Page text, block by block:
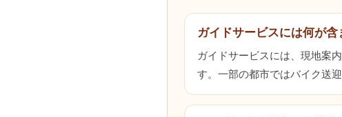
ガイドサービスには何が含
ガイドサービスには、現地案
す。一部の都市ではバイク送